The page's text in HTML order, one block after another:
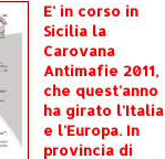
E' in corso in
Sicilia la
Carovana
Antimafie 2011,
che quest'anno
ha girato l'Italia
e l'Europa. In
provincia di